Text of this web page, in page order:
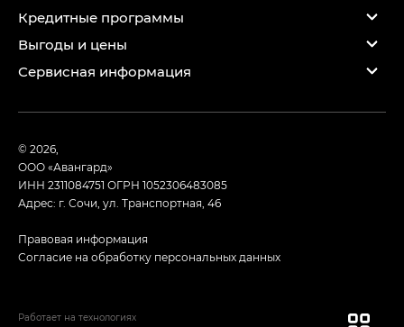
Кредитные программы
Выгоды и цены
Сервисная информация
© 2026,
ООО «Авангард»
ИНН 2311084751 ОГРН 1052306483085
Адрес: г. Сочи, ул. Транспортная, 46
Правовая информация
Согласие на обработку персональных данных
Работает на технологиях